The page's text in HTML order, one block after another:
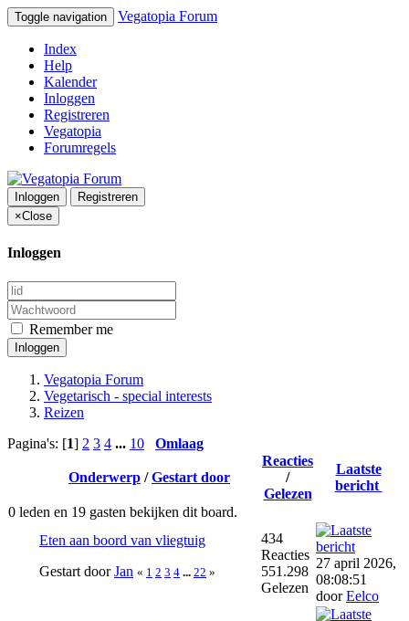
Toggle navigation Vegatopia Forum
Index
Help
Kalender
Inloggen
Registreren
Vegatopia
Forumregels
Inloggen
Registreren
×Close
Inloggen
Remember me
Inloggen
Vegatopia Forum
Vegetarisch - special interests
Reizen
Pagina's: [1] 2 3 4 ... 10 Omlaag
Onderwerp /Gestart door
Reacties
/
Gelezen
Laatste
bericht
0 leden en 19 gasten bekijken dit board.
Eten aan boord van vliegtuig
Gestart doorJan « 1 2 3 4 ... 22 »
434
Reacties
551.298
Gelezen
27 april 2026,
08:08:51
doorEelco